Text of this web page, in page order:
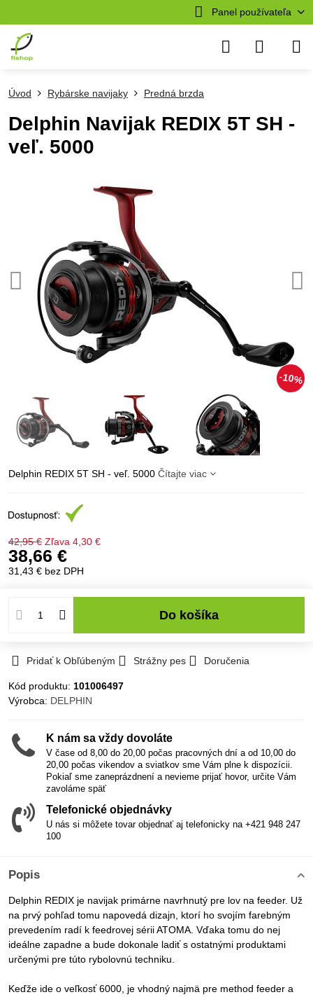
Panel používateľa
10%
Úvod Rybárske navijaky Predná brzda
Delphin Navijak REDIX 5T SH -
veľ. 5000
Delphin REDIX 5T SH - veľ. 5000 Čítajte viac
42,95 € Zľava 4,30 €
38,66 €
31,43 € bez DPH
Do košíka
Pridať k Obľúbeným Strážny pes Doručenia
Kód produktu: 101006497
Výrobca: DELPHIN
K nám sa vždy dovoláte
V čase od 8,00 do 20,00 počas pracovných dní a od 10,00 do
20,00 počas vikendov a sviatkov sme Vám plne k dispozícii.
Pokiaľ sme zaneprázdnení a nevieme prijať hovor, určite Vám
zavoláme späť
Telefonické objednávky
U nás si môžete tovar objednať aj telefonicky na +421 948 247
100
Popis
Delphin REDIX je navijak primárne navrhnutý pre lov na feeder. Už
na prvý pohľad tomu napovedá dizajn, ktorí ho svojím farebným
prevedením radí k feedrovej sérii ATOMA. Vďaka tomu do nej
ideálne zapadne a bude dokonale ladiť s ostatnými produktami
určenými pre túto rybolovnú techniku.
Keďže ide o veľkosť 6000, je vhodný najmä pre method feeder a